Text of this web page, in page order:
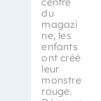
du
magazi
ne, les
enfants
ont créé
leur
monstre
rouge.